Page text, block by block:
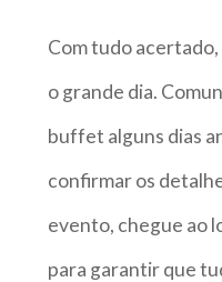
Com tudo
o grande dia.
buffet alguns dias
confirmar os
evento, chegue ao
para garantir que